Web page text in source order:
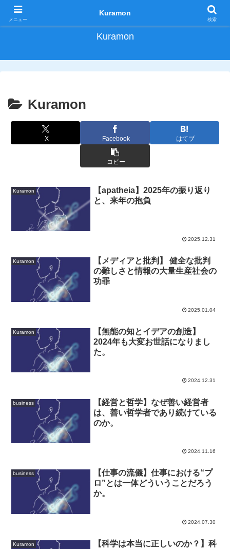
Kuramonが哲学や社会課題、ビジネス、近況報告を自由に語る
Kuramon
Kuramon
X Facebook はてブ
コピー
Kuramon
【apatheia】2025年の振り返り
と、来年の抱負
2025.12.31
Kuramon
【メディアと批判】 健全な批判
の難しさと情報の大量生産社会の
功罪
2025.01.04
Kuramon
【無能の知とイデアの創造】
2024年も大変お世話になりまし
た。
2024.12.31
business
【経営と哲学】なぜ善い経営者
は、善い哲学者であり続けている
のか。
2024.11.16
business
【仕事の流儀】仕事における“プ
ロ”とは一体どういうことだろう
か。
2024.07.30
Kuramon
【科学は本当に正しいのか？】科
メニュー
Kuramon
検索